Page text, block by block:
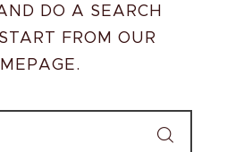
DO A SEARCH
FROM OUR
.